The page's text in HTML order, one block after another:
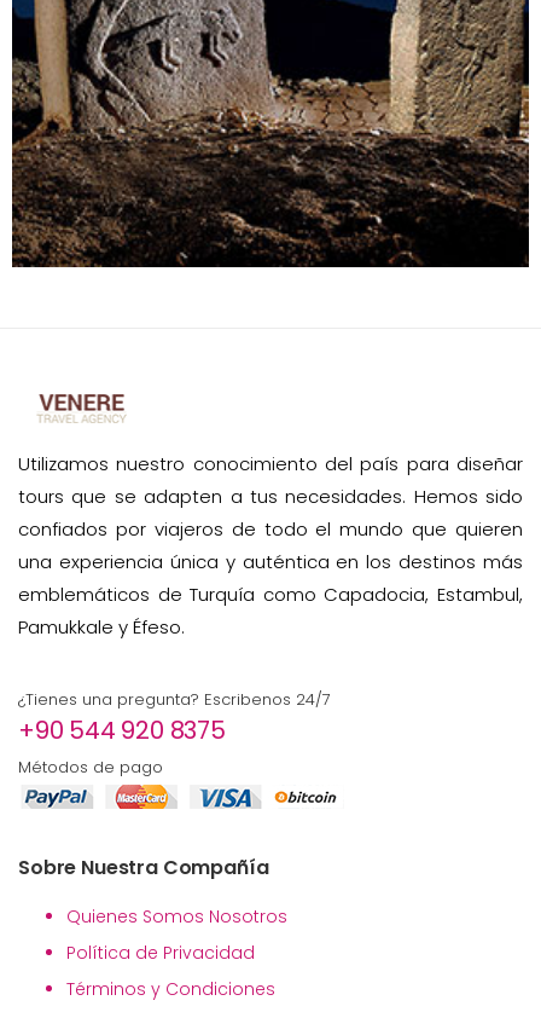
Utilizamos nuestro conocimiento del país para diseñar
tours que se adapten a tus necesidades. Hemos sido
confiados por viajeros de todo el mundo que quieren
una experiencia única y auténtica en los destinos más
emblemáticos de Turquía como Capadocia, Estambul,
Pamukkale y Éfeso.
¿Tienes una pregunta? Escribenos 24/7
+90 544 920 8375
Métodos de pago
Sobre Nuestra Compañía
Quienes Somos Nosotros
Política de Privacidad
Términos y Condiciones